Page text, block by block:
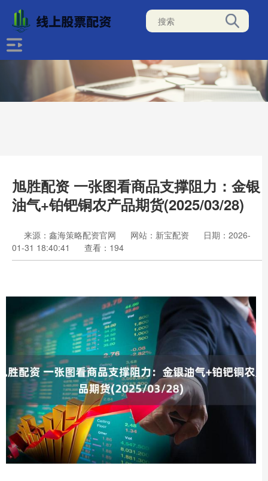
旭胜配资 一张图看商品支撑阻力：金银
油气+铂钯铜农产品期货(2025/03/28)
来源：鑫海策略配资官网 网站：新宝配资
日期：2026-
01-31 18:40:41
查看：194